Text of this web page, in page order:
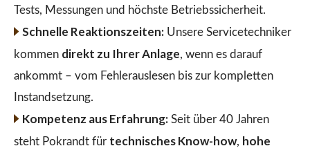
Tests, Messungen und höchste Betriebssicherheit.
Schnelle Reaktionszeiten:Unsere Servicetechniker
kommen direkt zu Ihrer Anlage, wenn es darauf
ankommt – vom Fehlerauslesen bis zur kompletten
Instandsetzung.
Kompetenz aus Erfahrung:Seit über 40 Jahren
steht Pokrandt für technisches Know-how, hohe